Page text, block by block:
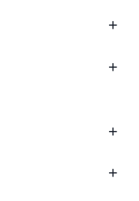
+
+
+
+